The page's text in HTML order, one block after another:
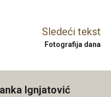
Sledeći tekst
Fotografija dana
Ignjatović